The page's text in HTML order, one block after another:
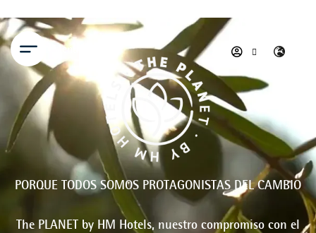
Menú
PORQUE TODOS SOMOS PROTAGONISTAS DEL CAMBIO
The PLANET by HM Hotels, nuestro compromiso con el